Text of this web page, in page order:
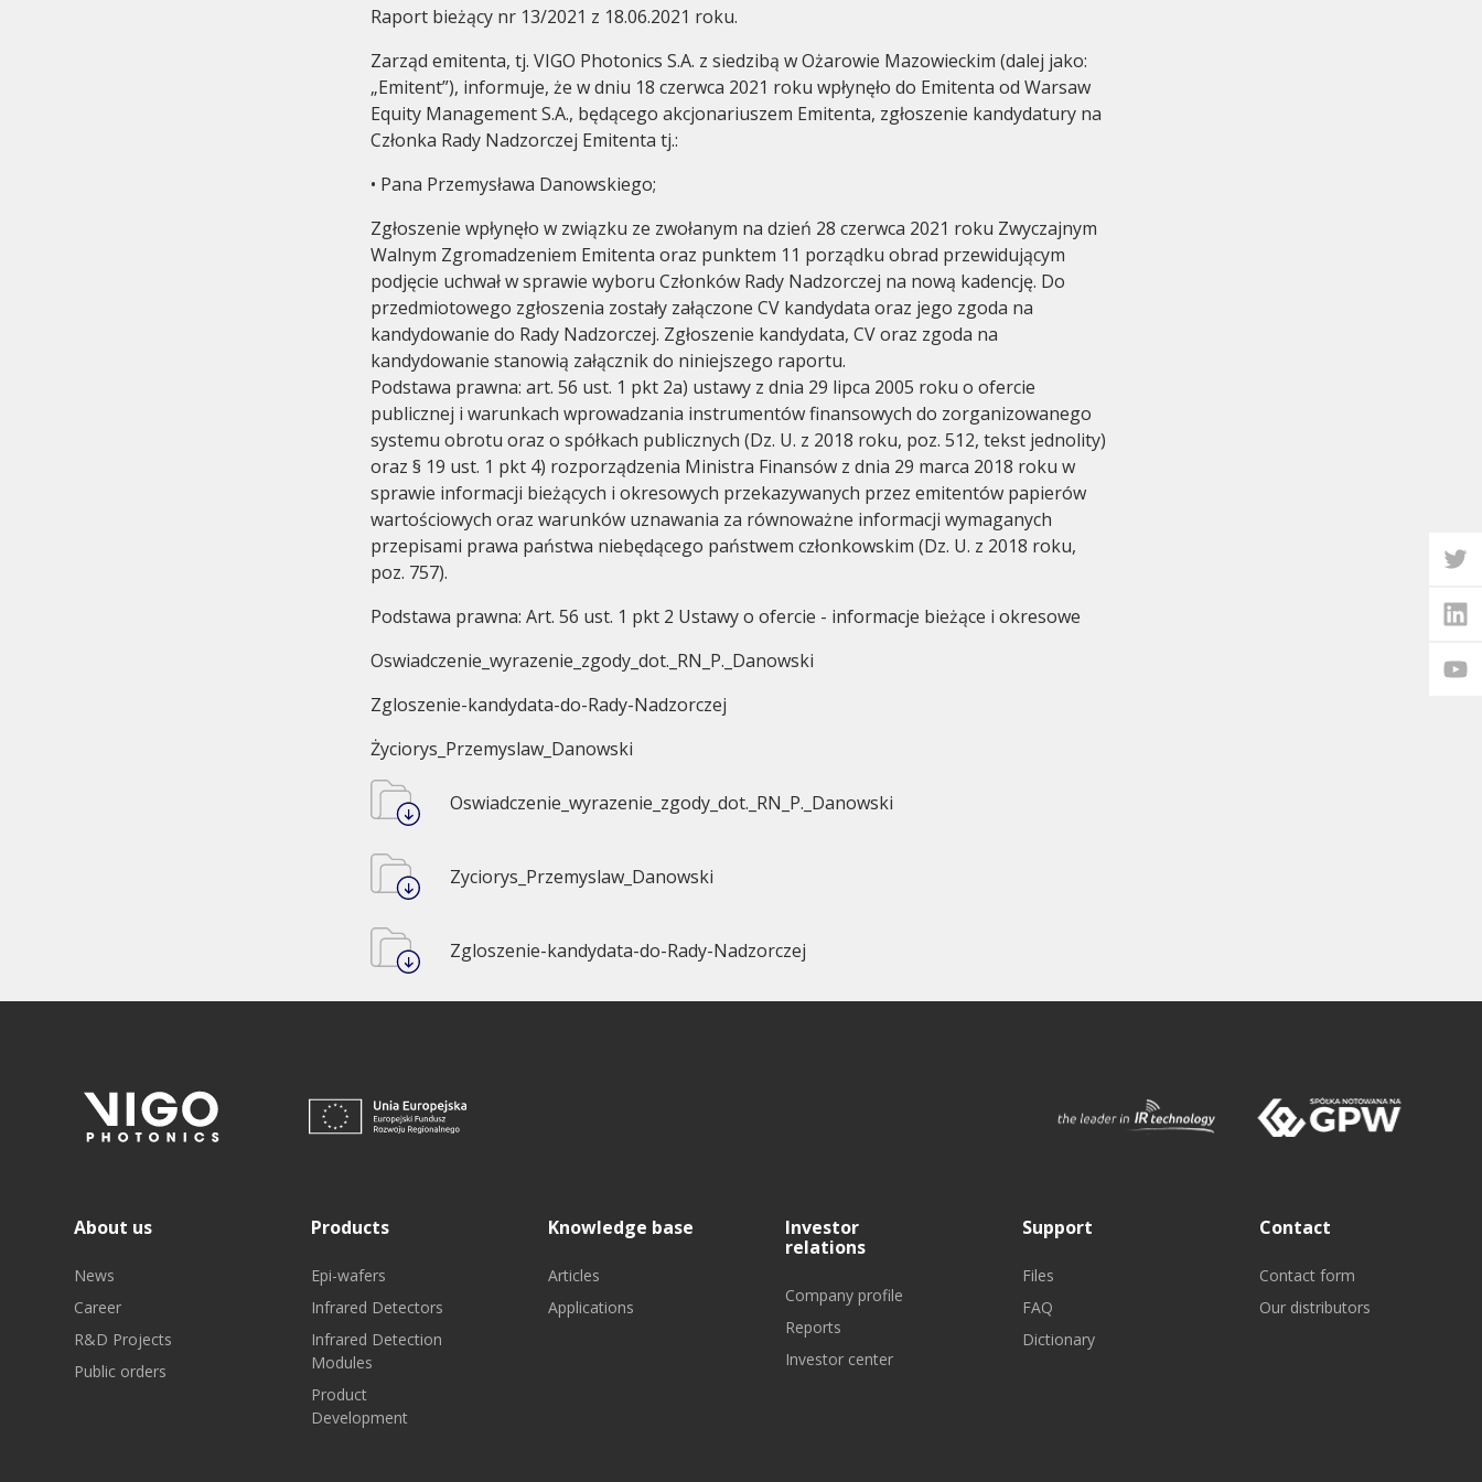
Historia Ład korporacyjny
Raport bieżący nr 13/2021 z 18.06.2021 roku.
Zarząd emitenta, tj. VIGO Photonics S.A. z siedzibą w Ożarowie Mazowieckim (dalej jako:
„Emitent”), informuje, że w dniu 18 czerwca 2021 roku wpłynęło do Emitenta od Warsaw
Equity Management S.A., będącego akcjonariuszem Emitenta, zgłoszenie kandydatury na
Członka Rady Nadzorczej Emitenta tj.:
• Pana Przemysława Danowskiego;
Zgłoszenie wpłynęło w związku ze zwołanym na dzień 28 czerwca 2021 roku Zwyczajnym
Walnym Zgromadzeniem Emitenta oraz punktem 11 porządku obrad przewidującym
podjęcie uchwał w sprawie wyboru Członków Rady Nadzorczej na nową kadencję. Do
przedmiotowego zgłoszenia zostały załączone CV kandydata oraz jego zgoda na
kandydowanie do Rady Nadzorczej. Zgłoszenie kandydata, CV oraz zgoda na
kandydowanie stanowią załącznik do niniejszego raportu.
Podstawa prawna: art. 56 ust. 1 pkt 2a) ustawy z dnia 29 lipca 2005 roku o ofercie
publicznej i warunkach wprowadzania instrumentów finansowych do zorganizowanego
systemu obrotu oraz o spółkach publicznych (Dz. U. z 2018 roku, poz. 512, tekst jednolity)
oraz § 19 ust. 1 pkt 4) rozporządzenia Ministra Finansów z dnia 29 marca 2018 roku w
sprawie informacji bieżących i okresowych przekazywanych przez emitentów papierów
wartościowych oraz warunków uznawania za równoważne informacji wymaganych
przepisami prawa państwa niebędącego państwem członkowskim (Dz. U. z 2018 roku,
poz. 757).
Podstawa prawna: Art. 56 ust. 1 pkt 2 Ustawy o ofercie - informacje bieżące i okresowe
Oswiadczenie_wyrazenie_zgody_dot._RN_P._Danowski
Zgloszenie-kandydata-do-Rady-Nadzorczej
Życiorys_Przemyslaw_Danowski
Oswiadczenie_wyrazenie_zgody_dot._RN_P._Danowski
Zyciorys_Przemyslaw_Danowski
Zgloszenie-kandydata-do-Rady-Nadzorczej
About us
News
Career
R&D Projects
Public orders
Products
Epi-wafers
Infrared Detectors
Infrared Detection
Modules
Product
Development
Knowledge base
Articles
Applications
Investor
relations
Company profile
Reports
Investor center
Support
Files
FAQ
Dictionary
Contact
Contact form
Our distributors